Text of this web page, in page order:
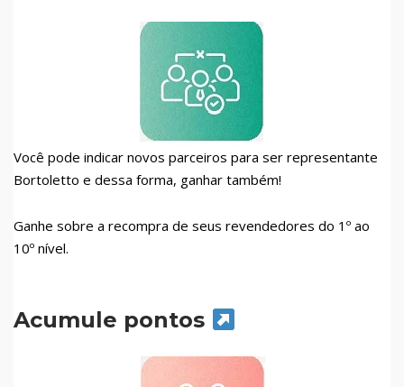
Você pode indicar novos parceiros para ser representante
Bortoletto e dessa forma, ganhar também!
Ganhe sobre a recompra de seus revendedores do 1º ao
10º nível.
Acumule pontos